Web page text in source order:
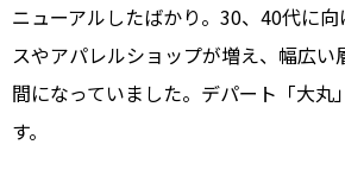
ニューアルしたばかり。30、40代に
スやアパレルショップが増え、幅広い
間になっていました。デパート「大丸
す。